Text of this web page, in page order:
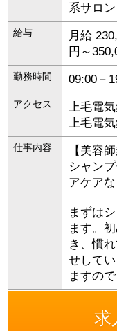
系サロン
給与
月給
円～
勤務時間 09:00－
アクセス
上毛電
上毛電
仕事内容
【美容
シャン
アケア
まずは
ます。
き、慣
せして
ますの
求